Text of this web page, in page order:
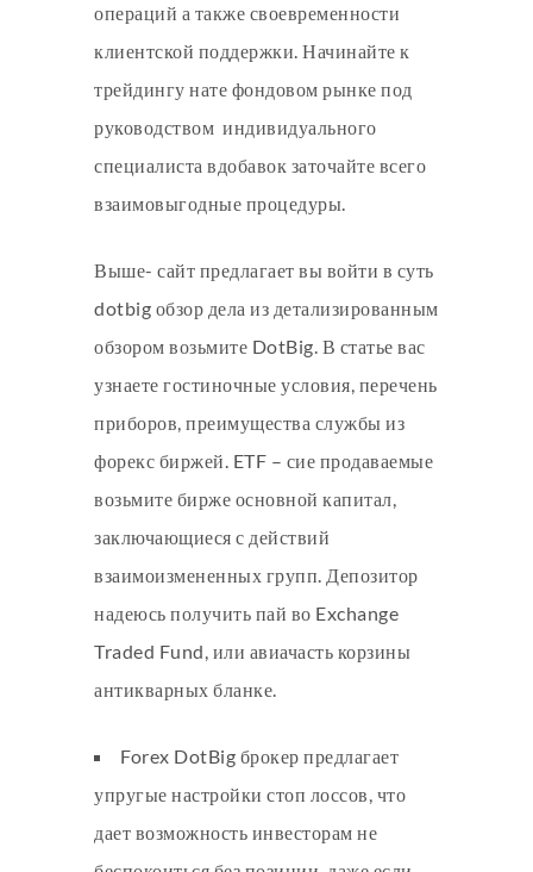
операций а также своевременности
клиентской поддержки. Начинайте к
трейдингу нате фондовом рынке под
руководством индивидуального
специалиста вдобавок заточайте всего
взаимовыгодные процедуры.
Выше- сайт предлагает вы войти в суть
dotbig обзор дела из детализированным
обзором возьмите DotBig. В статье вас
узнаете гостиночные условия, перечень
приборов, преимущества службы из
форекс биржей. ETF – сие продаваемые
возьмите бирже основной капитал,
заключающиеся с действий
взаимоизмененных групп. Депозитор
надеюсь получить пай во Exchange
Traded Fund, или авиачасть корзины
антикварных бланке.
Forex DotBig брокер предлагает
упругые настройки стоп лоссов, что
дает возможность инвесторам не